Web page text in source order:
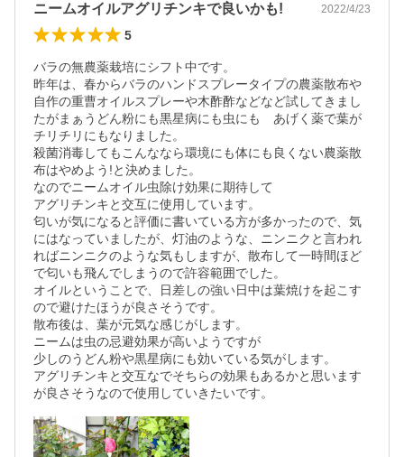
ニームオイルアグリチンキで良いかも! 2022/4/23
5
バラの無農薬栽培にシフト中です。
昨年は、春からバラのハンドスプレータイプの農薬散布や
自作の重曹オイルスプレーや木酢酢などなど試してきまし
たがまぁうどん粉にも黒星病にも虫にも　あげく薬で葉が
チリチリにもなりました。
殺菌消毒してもこんななら環境にも体にも良くない農薬散
布はやめよう!と決めました。
なのでニームオイル虫除け効果に期待して
アグリチンキと交互に使用しています。
匂いが気になると評価に書いている方が多かったので、気
にはなっていましたが、灯油のような、ニンニクと言われ
ればニンニクのような気もしますが、散布して一時間ほど
で匂いも飛んでしまうので許容範囲でした。
オイルということで、日差しの強い日中は葉焼けを起こす
ので避けたほうが良さそうです。
散布後は、葉が元気な感じがします。
ニームは虫の忌避効果が高いようですが
少しのうどん粉や黒星病にも効いている気がします。
アグリチンキと交互なでそちらの効果もあるかと思います
が良さそうなので使用していきたいです。